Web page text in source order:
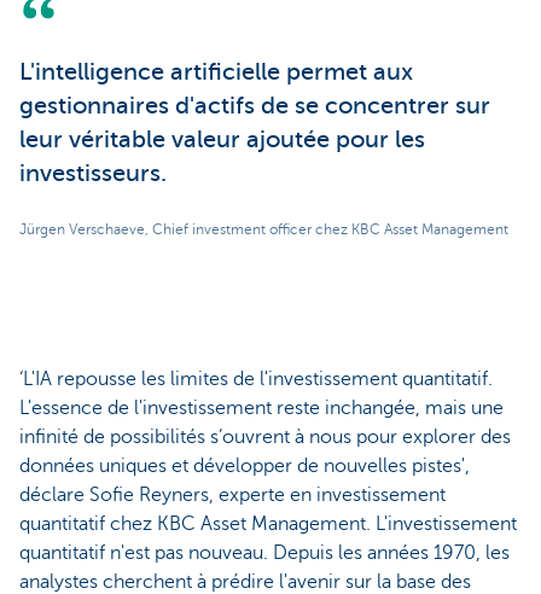
L'intelligence artificielle permet aux
gestionnaires d'actifs de se concentrer sur
leur véritable valeur ajoutée pour les
investisseurs.
Jürgen Verschaeve, Chief investment officer chez KBC Asset Management
‘L'IA repousse les limites de l'investissement quantitatif.
L'essence de l'investissement reste inchangée, mais une
infinité de possibilités s’ouvrent à nous pour explorer des
données uniques et développer de nouvelles pistes',
déclare Sofie Reyners, experte en investissement
quantitatif chez KBC Asset Management. L'investissement
quantitatif n'est pas nouveau. Depuis les années 1970, les
analystes cherchent à prédire l'avenir sur la base des